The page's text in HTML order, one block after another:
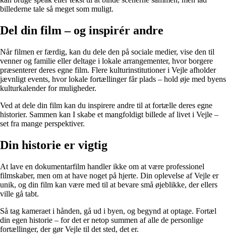
billederne tale så meget som muligt.
Del din film – og inspirér andre
Når filmen er færdig, kan du dele den på sociale medier, vise den til
venner og familie eller deltage i lokale arrangementer, hvor borgere
præsenterer deres egne film. Flere kulturinstitutioner i Vejle afholder
jævnligt events, hvor lokale fortællinger får plads – hold øje med byens
kulturkalender for muligheder.
Ved at dele din film kan du inspirere andre til at fortælle deres egne
historier. Sammen kan I skabe et mangfoldigt billede af livet i Vejle –
set fra mange perspektiver.
Din historie er vigtig
At lave en dokumentarfilm handler ikke om at være professionel
filmskaber, men om at have noget på hjerte. Din oplevelse af Vejle er
unik, og din film kan være med til at bevare små øjeblikke, der ellers
ville gå tabt.
Så tag kameraet i hånden, gå ud i byen, og begynd at optage. Fortæl
din egen historie – for det er netop summen af alle de personlige
fortællinger, der gør Vejle til det sted, det er.